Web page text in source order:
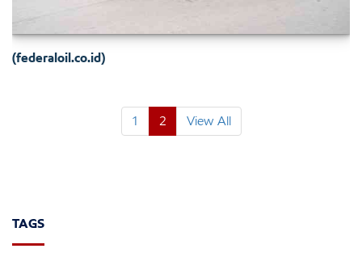
(federaloil.co.id)
1 2 View All
TAGS